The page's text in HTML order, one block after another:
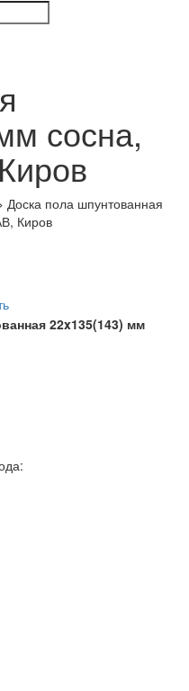
сосна,
Доска пола шпунтованная
Киров
22x135(143) мм